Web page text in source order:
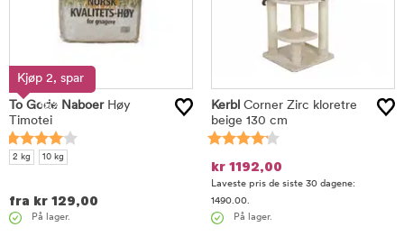
Kjøp 2, spar
15%
To Gode NaboerHøy
Timotei
2 kg 10 kg
fra kr 129,00
På lager.
Kerbl Corner Zirc kloretre
beige 130 cm
kr 1192,00
Laveste pris de siste 30 dagene:
1490.00.
På lager.